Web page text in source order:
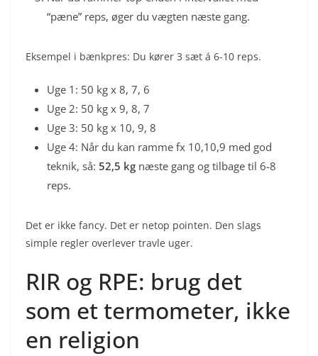
“pæne” reps, øger du vægten næste gang.
Eksempel i bænkpres: Du kører 3 sæt á 6-10 reps.
Uge 1: 50 kg x 8, 7, 6
Uge 2: 50 kg x 9, 8, 7
Uge 3: 50 kg x 10, 9, 8
Uge 4: Når du kan ramme fx 10,10,9 med god
teknik, så: 52,5 kg næste gang og tilbage til 6-8
reps.
Det er ikke fancy. Det er netop pointen. Den slags
simple regler overlever travle uger.
RIR og RPE: brug det
som et termometer, ikke
en religion